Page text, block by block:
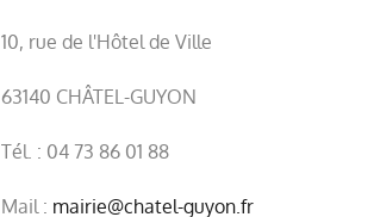
10, rue de l'Hôtel de Ville
63140 CHÂTEL-GUYON
Tél. : 04 73 86 01 88
Mail : mairie@chatel-guyon.fr